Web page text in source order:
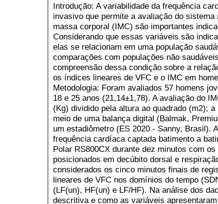
Introdução: A variabilidade da frequência
invasivo que permite a avaliação do
massa corporal (IMC) são importantes
Considerando que essas variáveis são
elas se relacionam em uma população
comparações com populações não
compreensão dessa condição sobre a
os índices lineares de VFC e o IMC em
Metodologia: Foram avaliados 57 homens
18 e 25 anos (21,14±1,78). A avaliação do
(Kg) dividido pela altura ao quadrado (m2);
meio de uma balança digital (Balmak,
um estadiômetro (ES 2020 - Sanny, Brasil).
frequência cardíaca captada batimento a
Polar RS800CX durante dez minutos com
posicionados em decúbito dorsal e
considerados os cinco minutos finais de
lineares de VFC nos domínios do tempo
(LF(un), HF(un) e LF/HF). Na análise dos
descritiva e como as variáveis